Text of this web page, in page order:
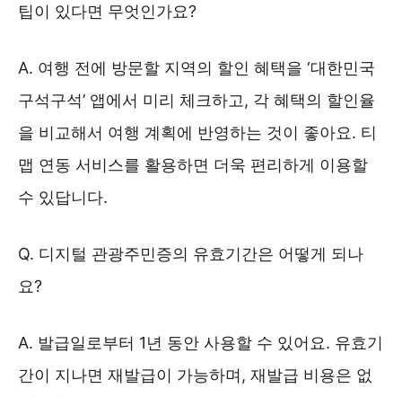
팁이 있다면 무엇인가요?
A. 여행 전에 방문할 지역의 할인 혜택을 ‘대한민국
구석구석’ 앱에서 미리 체크하고, 각 혜택의 할인율
을 비교해서 여행 계획에 반영하는 것이 좋아요. 티
맵 연동 서비스를 활용하면 더욱 편리하게 이용할
수 있답니다.
Q. 디지털 관광주민증의 유효기간은 어떻게 되나
요?
A. 발급일로부터 1년 동안 사용할 수 있어요. 유효기
간이 지나면 재발급이 가능하며, 재발급 비용은 없